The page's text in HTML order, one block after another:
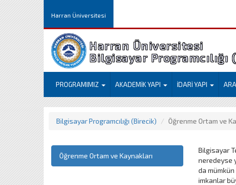
Harran Üniversitesi
Harran Üniversitesi
Bilgisayar Programcılığı
PROGRAMIMIZ AKADEMİK YAPI İDARİ YAPI
Bilgisayar Programcılığı (Birecik) Öğrenme Ortam ve
Öğrenme Ortam ve Kaynakları
Bilgisayar
neredeyse
da
imkanlar